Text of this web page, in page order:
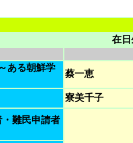
在日
ある朝鮮学
蔡一恵
寮美千子
難民申請者